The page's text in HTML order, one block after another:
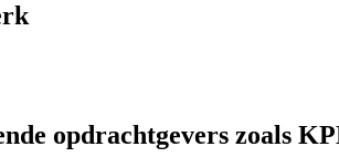
opdrachtgevers zoals